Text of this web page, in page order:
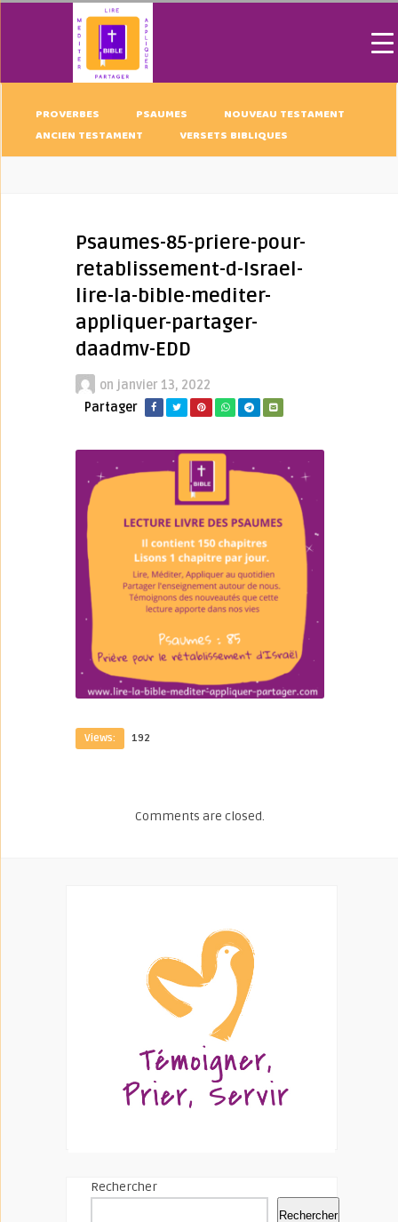
PROVERBES PSAUMES
NOUVEAU TESTAMENT
ANCIEN TESTAMENT
VERSETS BIBLIQUES
Psaumes-85-priere-pour-
retablissement-d-Israel-
lire-la-bible-mediter-
appliquer-partager-
daadmv-EDD
on janvier 13, 2022
Partager
Views: 192
Comments are closed.
Rechercher
Rechercher